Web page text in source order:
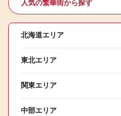
人気の繁華街から探す
北海道エリア
東北エリア
関東エリア
中部エリア